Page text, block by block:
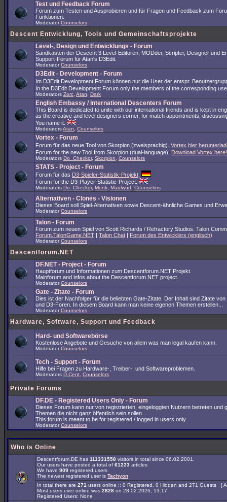
Test und Feedback Forum
Forum zum Testen und Ausprobieren und für Fragen und Feedback zum
Funktionen.
Moderator Counselors
Descent Entwicklung, Tools und Gemeinschaftsprojekte
Level-, Design und Entwicklungs - Forum
Sandkasten der Descent 3 Level-Editoren, MODder, Scripter, Designer und
Support-Forum für Atan's D3Edit.
Moderator Counselors
D3Edit - Development - Forum
Im D3Edit Development Forum können nur die User der entspr.
In the D3Edit Development Forum only the members of the corresponding
Moderators Zorc Atan Dark
English Embassy / International Descenters Forum
This Board is dedicated to unite with our international friends and is kept in
as the creative and level designers corner, for match appointments,
You name it.
ModeratorsAtan Counselors
Vortex - Forum
Forum für das neue Tool von Skorpion (zweisprachig). Vortex hier
Forum for the new Tool from Skorpion (dual-language). Download Vortex here!
Moderators Do_Checkor, Skorpion Counselors
STATS - Project - Forum
Forum für das D3-Spieler-Statistik-Projekt
Forum for the D3-Player-Statistic-Project.
Moderators Do_Checkor, Munk Maulwurf Counselors
Alternativen - Clones - Visionen
Dieses Board soll Spiel-Alternativen sowie Descent-ähnliche Games und
Moderator Counselors
Talon - Forum
Forum zum neuen Spiel von Scott Richards / Refractory Studios. Talon
Forum.TalonGame.NET | Talon Chat | Forum des Entwicklers (englisch)
Moderator Counselors
Descentforum.NET
DF.NET - Project - Forum
Hauptforum und Informationen zum Descentforum.NET Projekt.
Mainforum and infos about the Descentforum.NET project.
Moderator Counselors
Gate - Zitate - Forum
Dies ist der Nachfolger für die beliebten Gate-Zitate. Der Inhalt sind Zitate
und D3-Foren. In diesem Board kann man keine eigenen Themen erstellen...
Moderator Counselors
Hardware, Software, Support und Feedback
Hard- und Softwarebörse
Kostenlose Angebote und Gesuche von allem was man legal kaufen kann.
Moderator Counselors
Tech - Support - Forum
Hilfe bei Fragen zu Hardware-, Treiber-, und Softwareproblemen.
Moderators D.Cent Counselors
Private Forums
DF.DE - Registered Users Only - Forum
Dieses Forum kann nur von registrierten, eingeloggten Nutzern betreten und
Themen die nicht ganz öffentlich sein sollen...
This forum is meant to be for registered / logged in users only.
Moderator Counselors
Who is Online
Descentforum.DE has 111331558 visitors in total since 06.02.2001.
Our users have posted a total of 61223 articles
We have 909 registered users
The newest registered user is Tachyon
In total there are 271 users online :: 0 Registered, 0 Hidden and 271 Guests [
Most users ever online was 2828 on 28.02.2026, 13:17
Registered Users: None